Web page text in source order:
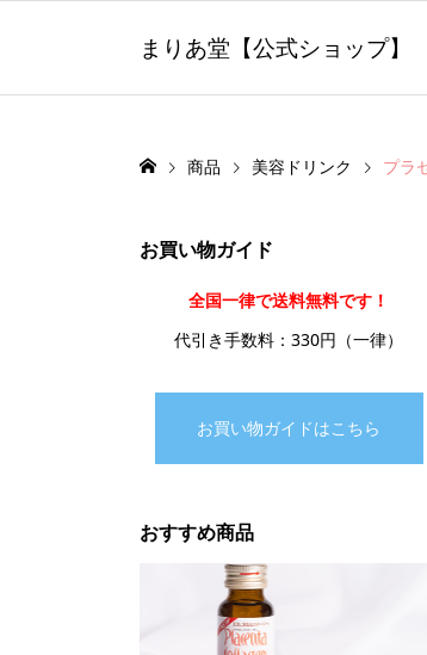
まりあ堂【公式ショップ】
商品 美容ドリンク プラ
お買い物ガイド
全国一律で送料無料です！
代引き手数料：330円（一律）
お買い物ガイドはこちら
おすすめ商品